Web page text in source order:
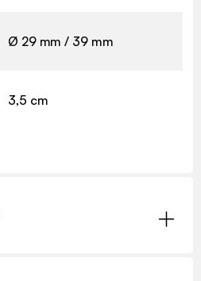
Ø 29 mm / 39 mm
3,5 cm